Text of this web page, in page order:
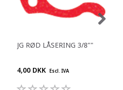
JG RØD LÅSERING 3/8""
4,00 DKK Escl. IVA